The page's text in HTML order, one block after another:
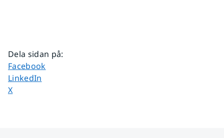
Dela sidan på:
Dela sidan på
Facebook
Dela sidan på
LinkedIn
Dela sidan på
X